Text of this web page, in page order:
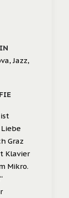
Jazz,
Graz
Klavier
Mikro.